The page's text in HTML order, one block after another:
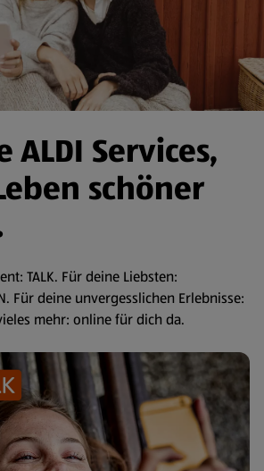
ALDI Services,
schöner
TALK. Für deine Liebsten:
Für deine unvergesslichen Erlebnisse:
mehr: online für dich da.